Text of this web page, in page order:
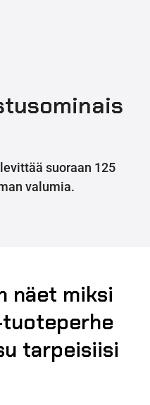
suoraan 125
valumia.
näet miksi
tuoteperhe
tarpeisiisi